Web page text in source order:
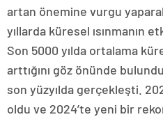
artan önemine vurgu
yıllarda küresel ısınmanın
Son 5000 yılda ortalama
arttığını göz önünde
son yüzyılda gerçekleşti.
oldu ve 2024’te yeni bir